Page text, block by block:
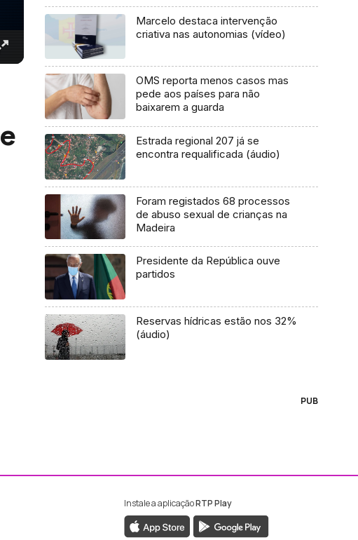
Marcelo destaca intervenção
criativa nas autonomias (vídeo)
OMS reporta menos casos mas
pede aos países para não
baixarem a guarda
Estrada regional 207 já se
encontra requalificada (áudio)
Foram registados 68 processos
de abuso sexual de crianças na
Madeira
Presidente da República ouve
partidos
Reservas hídricas estão nos 32%
(áudio)
PUB
Facebook da RTP Madeira
ao Instagram da RTP Madeira
Instale a aplicaçãoRTP Play